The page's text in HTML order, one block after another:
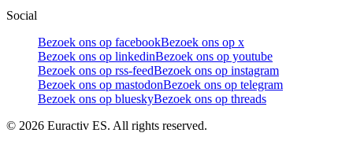
Social
Bezoek ons op facebookBezoek ons op x
Bezoek ons op linkedinBezoek ons op youtube
Bezoek ons op rss-feedBezoek ons op instagram
Bezoek ons op mastodonBezoek ons op telegram
Bezoek ons op blueskyBezoek ons op threads
© 2026 Euractiv ES. All rights reserved.